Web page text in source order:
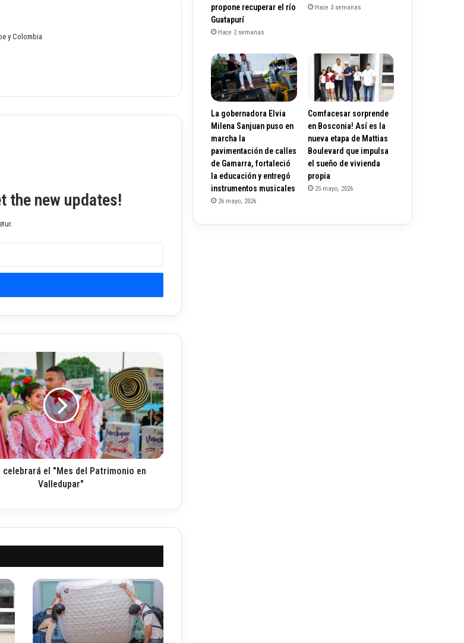
y Colombia
the new updates!
celebrará el "Mes del Patrimonio en
Valledupar"
propone recuperar el río
Guatapurí
Hace 2 semanas
Hace 3 semanas
La gobernadora Elvia
Milena Sanjuan puso en
marcha la
pavimentación de calles
de Gamarra, fortaleció
la educación y entregó
instrumentos musicales
26 mayo, 2026
Comfacesar sorprende
en Bosconia! Así es la
nueva etapa de Mattias
Boulevard que impulsa
el sueño de vivienda
propia
25 mayo, 2026